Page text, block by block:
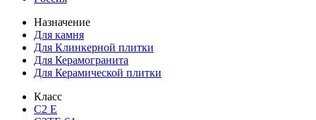
Назначение
Для камня
Для Клинкерной плитки
Для Керамогранита
Для Керамической плитки
Класс
С2 Е